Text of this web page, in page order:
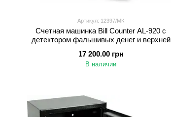
Артикул: 12397/МК
Счетная машинка Bill Counter AL-920 с
детектором фальшивых денег и верхней
17 200.00 грн
В наличии